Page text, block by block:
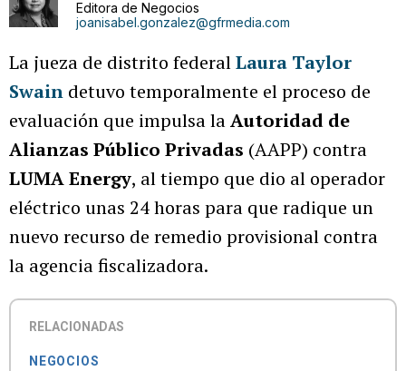
Editora de Negocios
joanisabel.gonzalez@gfrmedia.com
La jueza de distrito federalLaura Taylor
Swain detuvo temporalmente el proceso de
evaluación que impulsa laAutoridad de
Alianzas Público Privadas (AAPP) contra
LUMA Energy, al tiempo que dio al operador
eléctrico unas 24 horas para que radique un
nuevo recurso de remedio provisional contra
la agencia fiscalizadora.
RELACIONADAS
NEGOCIOS